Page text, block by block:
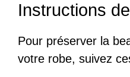
Instructions
Pour préserver la
votre robe, suivez